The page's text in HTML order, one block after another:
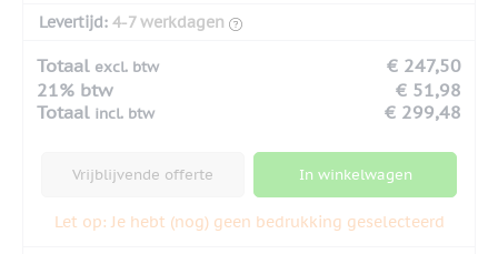
Levertijd: 4-7 werkdagen
Totaal excl. btw
€ 247,50
21% btw
€ 51,98
Totaal incl. btw € 299,48
Vrijblijvende offerte In winkelwagen
Let op: Je hebt (nog) geen bedrukking geselecteerd